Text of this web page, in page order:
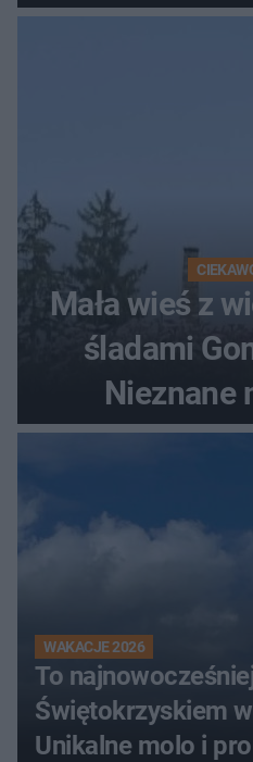
szczyt Gór
Mała wieś z
śladami
Nieznane
WAKACJE 2026
To
Świętokrzyskiem
Unikalne molo i